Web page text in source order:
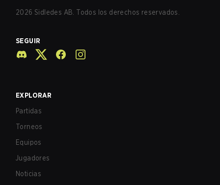
2026 Sidledes AB. Todos los derechos reservados.
SEGUIR
EXPLORAR
Partidas
Torneos
Equipos
Jugadores
Noticias